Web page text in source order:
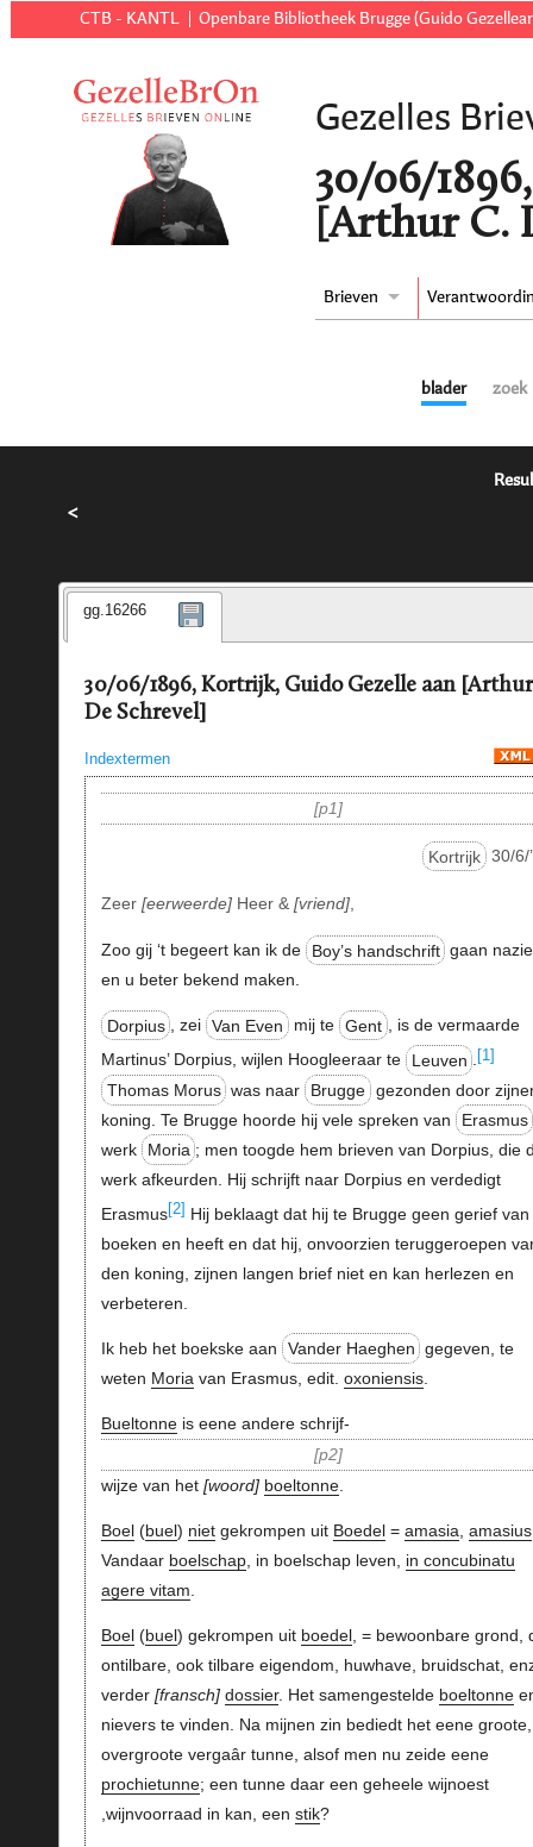
CTB - KANTL Openbare Bibliotheek Brugge (Guido
Gezelles
30/06/
[Arthur C.
Brieven
blader zoek
<
gg.16266
30/06/1896, Kortrijk, Guido Gezelle aan
De Schrevel]
Indextermen
p1
Kortrijk 30/6/
Zeer eerweerde Heer & vriend ,
Zoo gij ‘t begeert kan ik de Boy’s handschrift gaan
en u beter bekend maken.
Dorpius , zei Van Even mij te Gent , is de vermaarde
Martinus’ Dorpius, wijlen Hoogleeraar te
Leuven . [1]
Thomas Morus was naar Brugge gezonden door
koning. Te Brugge hoorde hij vele spreken van
Erasmus
werk
Moria ; men toogde hem brieven van Dorpius, die
werk afkeurden. Hij schrijft naar Dorpius en verdedigt
Erasmus[2] Hij beklaagt dat hij te Brugge geen gerief van
boeken en heeft en dat hij, onvoorzien teruggeroepen
den koning, zijnen langen brief niet en kan herlezen en
verbeteren.
Ik heb het boekske aan Vander Haeghen gegeven, te
weten Moria van Erasmus, edit. oxoniensis.
Bueltonneis eene andere schrijf-
p2
wijze van het woord boeltonne.
Boel(buel) nietgekrompen uit Boedel= amasia amasius
Vandaar boelschap, in boelschap leven, in concubinatu
agere vitam
Boel(buel) gekrompen uit boedel, = bewoonbare grond,
ontilbare, ook tilbare eigendom, huwhave, bruidschat,
verder fransch dossier. Het samengestelde boeltonne
nievers te vinden. Na mijnen zin bediedt het eene groote,
overgroote vergaâr tunne, alsof men nu zeide eene
prochietunne; een tunne daar een geheele wijnoest
,wijnvoorraad in kan, een stik?